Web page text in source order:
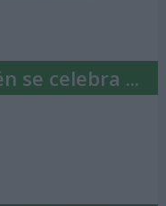
se celebra ...